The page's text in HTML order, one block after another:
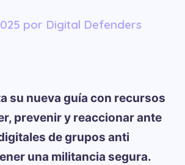
por Digital Defenders
su nueva guía con recursos
prevenir y reaccionar ante
de grupos anti
una militancia segura.